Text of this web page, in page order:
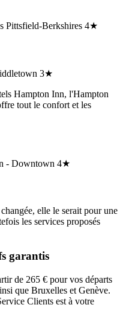
Pittsfield-Berkshires 4★
3★
Hampton Inn, l'Hampton
tout le confort et les
- Downtown 4★
elle le serait pour une
les services proposés
garantis
de 265 € pour vos départs
que Bruxelles et Genève.
Clients est à votre